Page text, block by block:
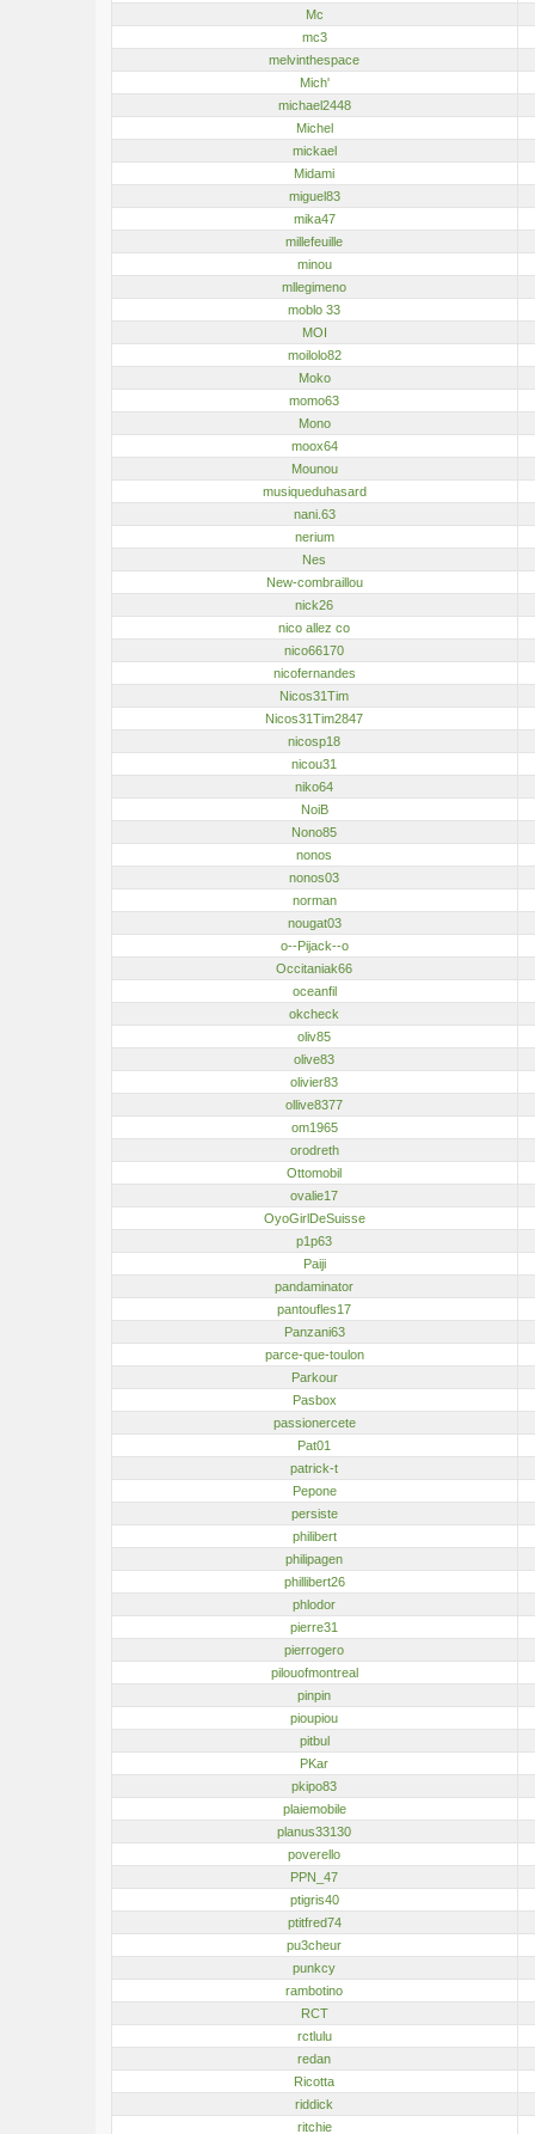
Mc
mc3
melvinthespace
Mich'
michael2448
Michel
mickael
Midami
miguel83
mika47
millefeuille
minou
mllegimeno
moblo 33
MOI
moilolo82
Moko
momo63
Mono
moox64
Mounou
musiqueduhasard
nani.63
nerium
Nes
New-combraillou
nick26
nico allez co
nico66170
nicofernandes
Nicos31Tim
Nicos31Tim2847
nicosp18
nicou31
niko64
NoiB
Nono85
nonos
nonos03
norman
nougat03
o--Pijack--o
Occitaniak66
oceanfil
okcheck
oliv85
olive83
olivier83
ollive8377
om1965
orodreth
Ottomobil
ovalie17
OyoGirlDeSuisse
p1p63
Paiji
pandaminator
pantoufles17
Panzani63
parce-que-toulon
Parkour
Pasbox
passionercete
Pat01
patrick-t
Pepone
persiste
philibert
philipagen
phillibert26
phlodor
pierre31
pierrogero
pilouofmontreal
pinpin
pioupiou
pitbul
PKar
pkipo83
plaiemobile
planus33130
poverello
PPN_47
ptigris40
ptitfred74
pu3cheur
punkcy
rambotino
RCT
rctlulu
redan
Ricotta
riddick
ritchie